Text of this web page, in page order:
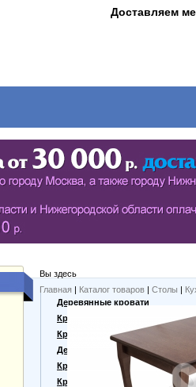
Доставляем
ШКАФОВ ECO (ЭКОЛОГИЯ)
ШКАФЫ
СТЕНКИ, ВИТРАЖИ
Вы здесь
Главная | Каталог товаров | Столы |
Деревянные кровати
Кровати из массива
Кровати из сосны
Дешевые кровати
Кровати для дачи
Кровать тахта